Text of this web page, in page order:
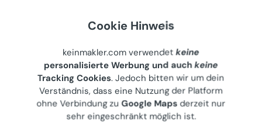
Wohnung (Kauf)
Privater Anbieter
€ 799.000
98 m²•4 Zimmer
Letzte Aktualisierung: 26.06.2026
Cookie Hinweis
keinmakler.com verwendetkeine
personalisierte Werbung und auchkeine
Tracking Cookies. Jedoch bitten wir um dein
Verständnis, dass eine Nutzung der Platform
ohne Verbindung zuGoogle Maps derzeit nur
sehr eingeschränkt möglich ist.